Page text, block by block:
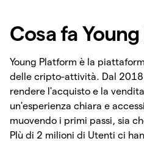
Cosa fa
Young Platform è la
delle cripto-attività. Dal
rendere l'acquisto e la
un'esperienza chiara e
muovendo i primi passi, sia
PIù di 2 milioni di Utenti ci